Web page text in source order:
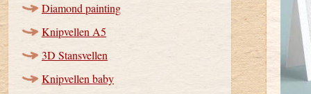
Diamond painting
Knipvellen A5
3D Stansvellen
Knipvellen baby